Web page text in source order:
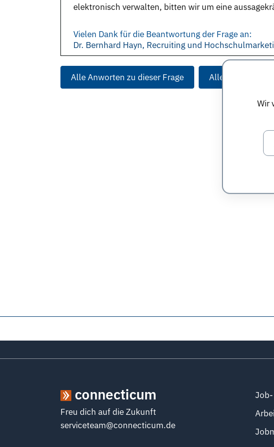
Wir
elektronisch verwalten, bitten wir um eine
Vielen Dank für die Beantwortung der Frage an:
Dr. Bernhard Hayn, Recruiting und
Alle Anworten zu dieser Frage Alle Anworten
connecticum
Freu dich auf die Zukunft
serviceteam@connecticum.de
Job-